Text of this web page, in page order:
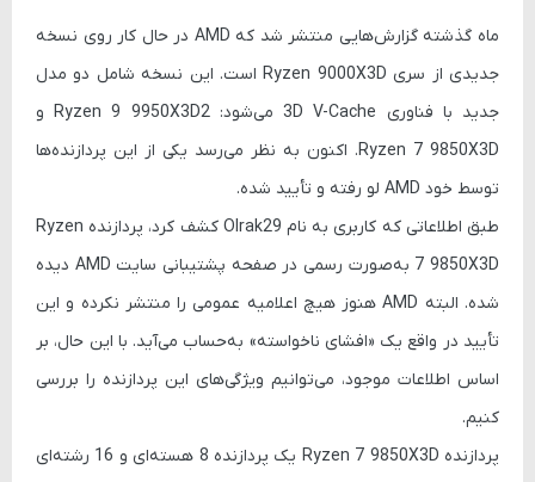
ماه گذشته گزارش‌هایی منتشر شد که AMD در حال کار روی نسخه
جدیدی از سری Ryzen 9000X3Dاست. این نسخه شامل دو مدل
جدید با فناوری 3D V-Cache می‌شود:
Ryzen 9 9950X3D2و
Ryzen 7 9850X3D. اکنون به نظر می‌رسد یکی از این پردازنده‌ها
توسط خود AMD لو رفته و تأیید شده.
طبق اطلاعاتی که کاربری به نام Olrak29 کشف کرد، پردازنده
Ryzen
7 9850X3D
به‌صورت رسمی در صفحه پشتیبانی سایت AMD دیده
شده. البته AMD هنوز هیچ اعلامیه عمومی را منتشر نکرده و این
تأیید در واقع یک «افشای ناخواسته» به‌حساب می‌آید. با این حال، بر
اساس اطلاعات موجود، می‌توانیم ویژگی‌های این پردازنده را بررسی
کنیم.
پردازنده
یک پردازنده 8 هسته‌ای و 16 رشته‌ای